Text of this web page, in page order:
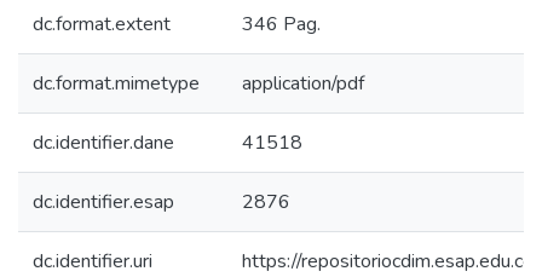
dc.format.extent 346 Pag.
dc.format.mimetype application/pdf
dc.identifier.dane 41518
dc.identifier.esap 2876
dc.identifier.uri https://